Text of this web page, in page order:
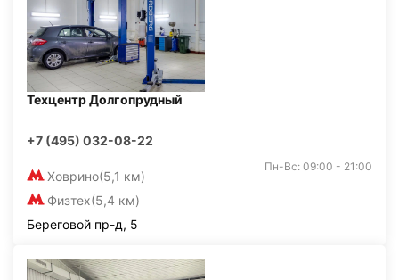
Техцентр Долгопрудный
+7 (495) 032-08-22
Ховрино(5,1 км)
Физтех(5,4 км)
Пн-Вс: 09:00 - 21:00
Береговой пр-д, 5